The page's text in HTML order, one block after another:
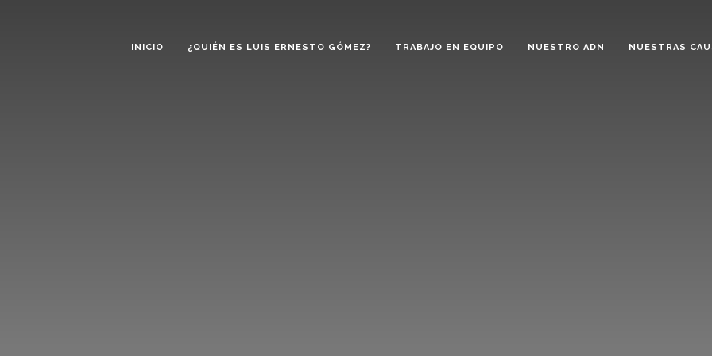
INICIO ¿QUIÉN ES LUIS ERNESTO GÓMEZ? TRABAJO EN EQUIPO NUESTRO ADN NUESTRAS